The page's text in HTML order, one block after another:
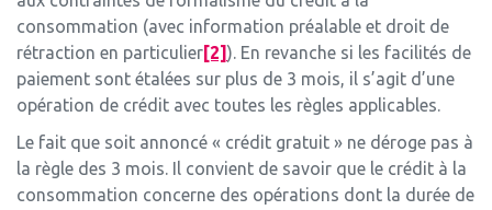
consommation (avec information préalable et droit de
rétraction en particulier[2] ). En revanche si les facilités de
paiement sont étalées sur plus de 3 mois, il s’agit d’une
opération de crédit avec toutes les règles applicables.
Le fait que soit annoncé « crédit gratuit » ne déroge pas à
la règle des 3 mois. Il convient de savoir que le crédit à la
consommation concerne des opérations dont la durée de